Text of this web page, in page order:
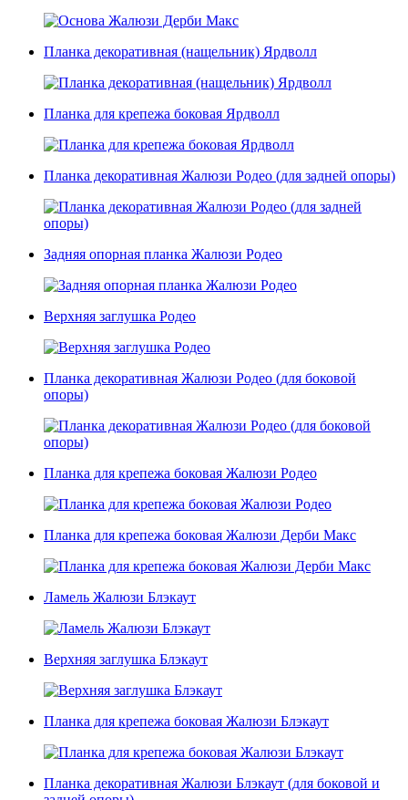
Планка декоративная (нащельник) Ярдволл
Планка для крепежа боковая Ярдволл
Планка декоративная Жалюзи Родео (для задней опоры)
Задняя опорная планка Жалюзи Родео
Верхняя заглушка Родео
Планка декоративная Жалюзи Родео (для боковой
опоры)
Планка для крепежа боковая Жалюзи Родео
Планка для крепежа боковая Жалюзи Дерби Макс
Ламель Жалюзи Блэкаут
Верхняя заглушка Блэкаут
Планка для крепежа боковая Жалюзи Блэкаут
Планка декоративная Жалюзи Блэкаут (для боковой и